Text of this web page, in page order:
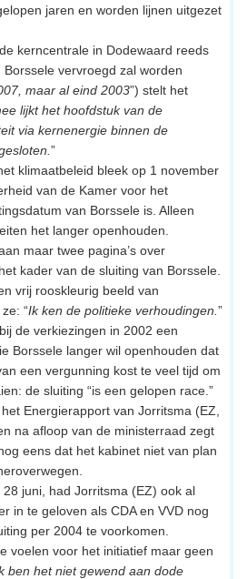
jaren en worden lijnen uitgezet
kerncentrale in Dodewaard reeds
vervroegd zal worden
maar al eind 2003”) stelt het
lijkt het hoofdstuk van de
via kernenergie binnen de
”
klimaatbeleid bleek op 1 november
van de Kamer voor het
van Borssele is. Alleen
het langer openhouden.
maar twee pagina’s over
kader van de sluiting van Borssele.
vrij rooskleurig beeld van
“Ik ken de politieke verhoudingen. ”
de verkiezingen in 2002 een
Borssele langer wil openhouden dat
een vergunning kost te veel tijd om
de sluiting “is een gelopen race.”
Energierapport van Jorritsma (EZ,
na afloop van de ministerraad zegt
eens dat het kabinet niet van plan
juni, had Jorritsma (EZ) ook al
in te geloven als CDA en VVD nog
per 2004 te voorkomen.
voelen voor het initiatief maar geen
ben het niet gewend aan dode